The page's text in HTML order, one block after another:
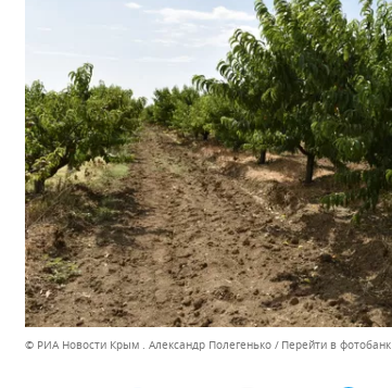
© РИА Новости Крым . Александр Полегенько Перейти в фотобанк